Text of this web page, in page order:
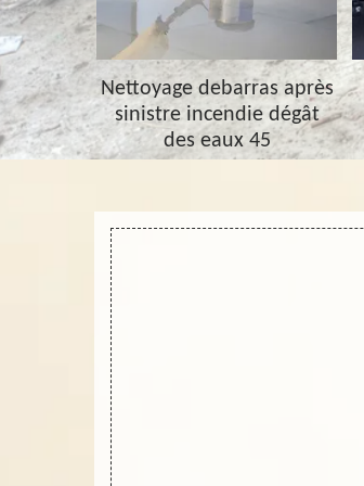
45
Nettoyage debarras après
sinistre incendie dégât
des eaux 45